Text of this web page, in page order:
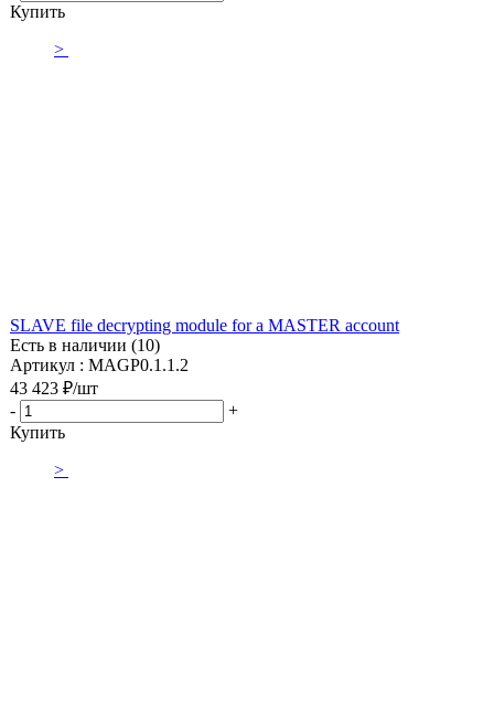
Купить
>
SLAVE file decrypting module for a MASTER account
Есть в наличии (10)
Артикул : MAGP0.1.1.2
43 423 ₽/шт
-
+
Купить
>